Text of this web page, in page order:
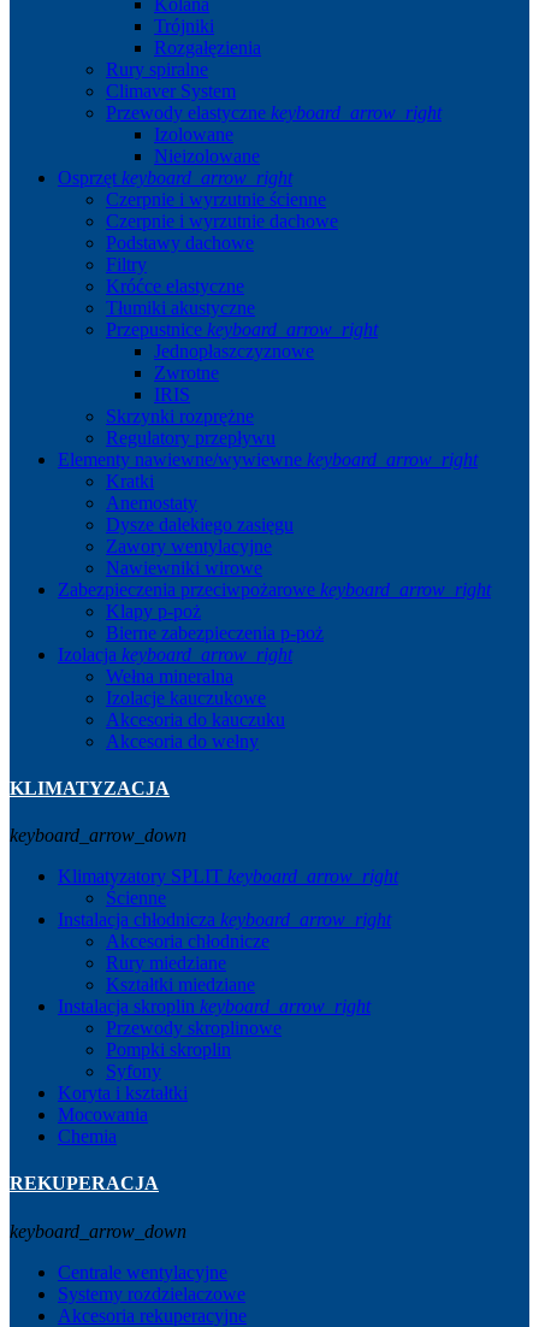
Trójniki
Rozgałęzienia
Rury spiralne
Climaver System
Przewody elastyczne keyboard_arrow_right
Izolowane
Nieizolowane
Osprzęt keyboard_arrow_right
Czerpnie i wyrzutnie ścienne
Czerpnie i wyrzutnie dachowe
Podstawy dachowe
Filtry
Króćce elastyczne
Tłumiki akustyczne
Przepustnice keyboard_arrow_right
Jednopłaszczyznowe
Zwrotne
IRIS
Skrzynki rozprężne
Regulatory przepływu
Elementy nawiewne/wywiewne keyboard_arrow_right
Kratki
Anemostaty
Dysze dalekiego zasięgu
Zawory wentylacyjne
Nawiewniki wirowe
Zabezpieczenia przeciwpożarowe keyboard_arrow_right
Klapy p-poż
Bierne zabezpieczenia p-poż
Izolacja keyboard_arrow_right
Wełna mineralna
Izolacje kauczukowe
Akcesoria do kauczuku
Akcesoria do wełny
KLIMATYZACJA
keyboard_arrow_down
Klimatyzatory SPLIT keyboard_arrow_right
Ścienne
Instalacja chłodnicza keyboard_arrow_right
Akcesoria chłodnicze
Rury miedziane
Kształtki miedziane
Instalacja skroplin keyboard_arrow_right
Przewody skroplinowe
Pompki skroplin
Syfony
Koryta i kształtki
Mocowania
Chemia
REKUPERACJA
keyboard_arrow_down
Centrale wentylacyjne
Systemy rozdzielaczowe
Akcesoria rekuperacyjne